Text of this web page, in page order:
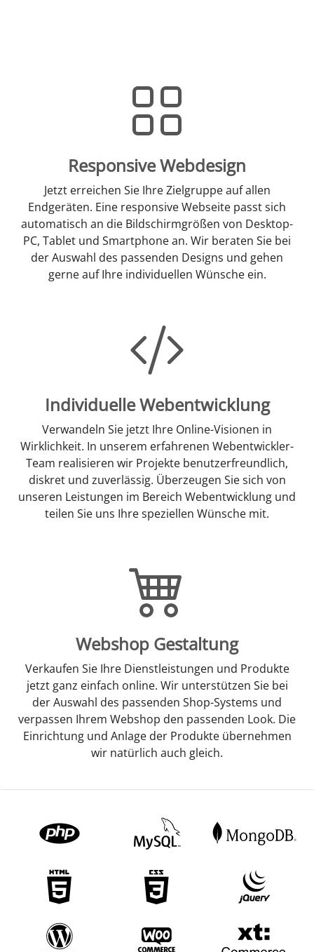
Responsive Webdesign
Jetzt erreichen Sie Ihre Zielgruppe auf allen
Endgeräten. Eine responsive Webseite passt sich
automatisch an die Bildschirmgrößen von Desktop-
PC, Tablet und Smartphone an. Wir beraten Sie bei
der Auswahl des passenden Designs und gehen
gerne auf Ihre individuellen Wünsche ein.
Individuelle Webentwicklung
Verwandeln Sie jetzt Ihre Online-Visionen in
Wirklichkeit. In unserem erfahrenen Webentwickler-
Team realisieren wir Projekte benutzerfreundlich,
diskret und zuverlässig. Überzeugen Sie sich von
unseren Leistungen im Bereich Webentwicklung und
teilen Sie uns Ihre speziellen Wünsche mit.
Webshop Gestaltung
Verkaufen Sie Ihre Dienstleistungen und Produkte
jetzt ganz einfach online. Wir unterstützen Sie bei
der Auswahl des passenden Shop-Systems und
verpassen Ihrem Webshop den passenden Look. Die
Einrichtung und Anlage der Produkte übernehmen
wir natürlich auch gleich.